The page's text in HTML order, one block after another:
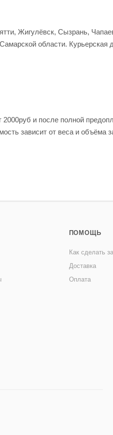
Жигулёвск, Сызрань,
области. Курьерская
и после полной
зависит от веса и объёма
ПОМОЩЬ
Как сделать
Доставка
Оплата